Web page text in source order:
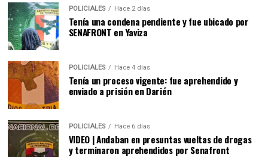
POLICIALES Hace 2 días
Tenía una condena pendiente y fue ubicado por
SENAFRONT en Yaviza
POLICIALES Hace 4 días
Tenía un proceso vigente: fue aprehendido y
enviado a prisión en Darién
POLICIALES Hace 6 días
VIDEO | Andaban en presuntas vueltas de drogas
y terminaron aprehendidos por Senafront